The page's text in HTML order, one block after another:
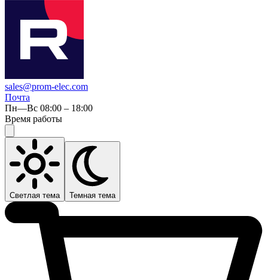
sales@prom-elec.com
Почта
Пн—Вс 08:00 – 18:00
Время работы
Светлая тема Темная тема